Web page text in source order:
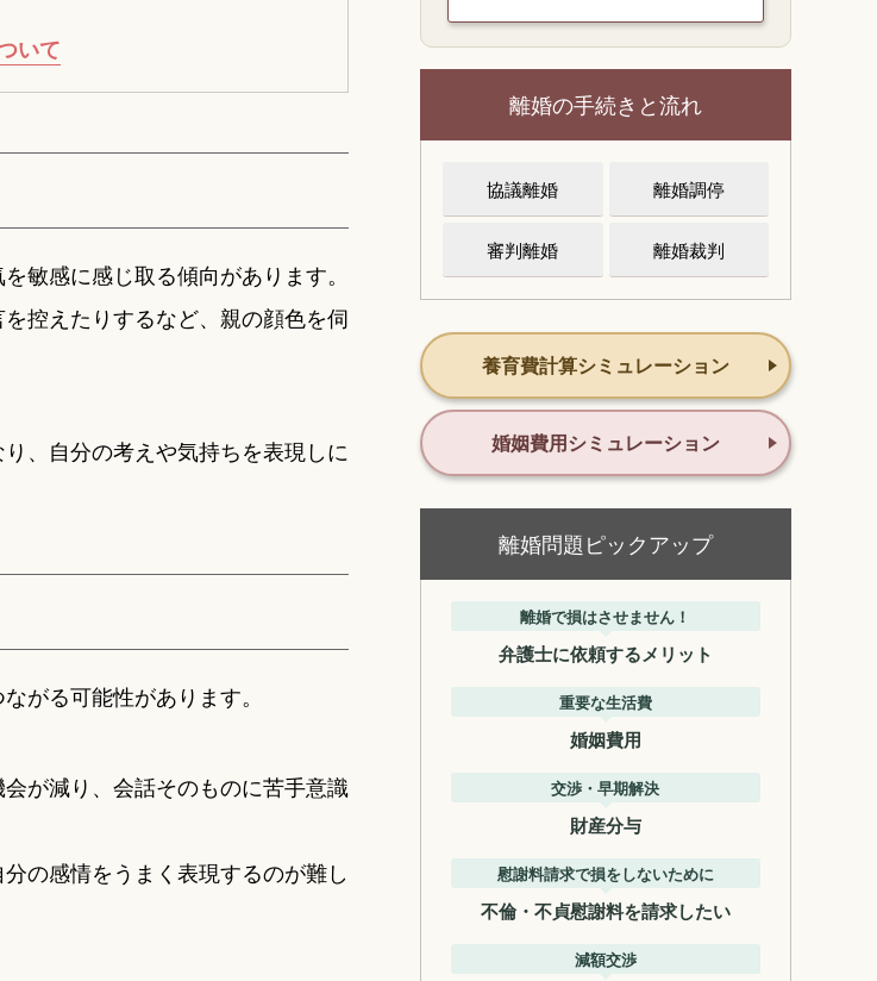
いて
敏感に感じ取る傾向があります。
控えたりするなど、親の顔色を伺
、自分の考えや気持ちを表現しに
がる可能性があります。
が減り、会話そのものに苦手意識
の感情をうまく表現するのが難し
離婚の手続きと流れ
協議離婚 離婚調停
審判離婚 離婚裁判
養育費計算シミュレーション
婚姻費用シミュレーション
離婚問題ピックアップ
離婚で損はさせません！
弁護士に依頼するメリット
重要な生活費
婚姻費用
交渉・早期解決
財産分与
慰謝料請求で損をしないために
不倫・不貞慰謝料を請求したい
減額交渉